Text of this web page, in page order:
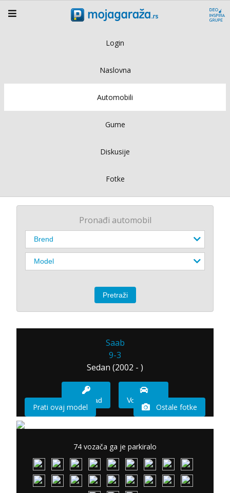
Login
Naslovna
Automobili
Gume
Diskusije
Fotke
Pronađi automobil
Saab
9-3
Sedan (2002 - )
Imam sad Vozio sam
Prati ovaj model Ostale fotke
74 vozača ga je parkiralo